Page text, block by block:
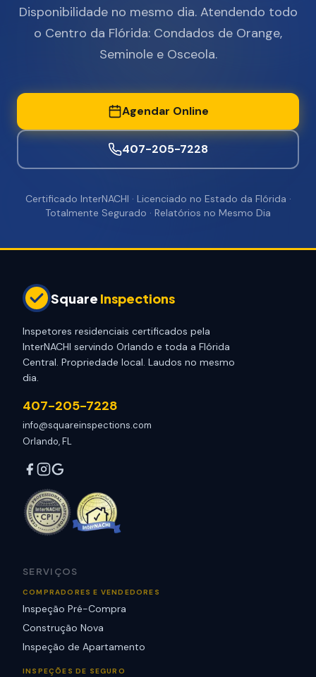
Disponibilidade no mesmo dia. Atendendo todo
o Centro da Flórida: Condados de Orange,
Seminole e Osceola.
Agendar Online
407-205-7228
Certificado InterNACHI · Licenciado no Estado da Flórida ·
Totalmente Segurado · Relatórios no Mesmo Dia
Square Inspections
Inspetores residenciais certificados pela
InterNACHI servindo Orlando e toda a Flórida
Central. Propriedade local. Laudos no mesmo
dia.
407-205-7228
info@squareinspections.com
Orlando, FL
SERVIÇOS
COMPRADORES E VENDEDORES
Inspeção Pré-Compra
Construção Nova
Inspeção de Apartamento
INSPEÇÕES DE SEGURO